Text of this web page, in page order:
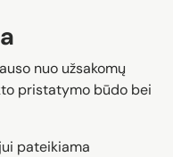
nuo užsakomų
pristatymo būdo bei
pateikiama